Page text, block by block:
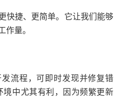
快捷、更简单。它让我们能够
量。
流程，可即时发现并修复错
中尤其有利，因为频繁更新